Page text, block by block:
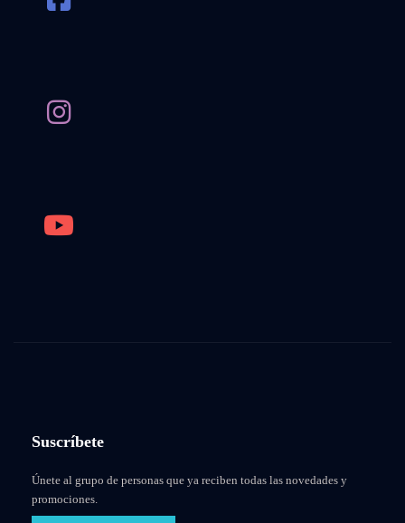
Suscríbete
Únete al grupo de personas que ya reciben todas las novedades y
promociones.